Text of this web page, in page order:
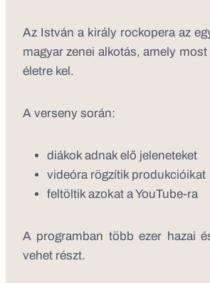
Az István a király rockopera az
magyar zenei alkotás, amely
életre kel.
A verseny során:
diákok adnak elő jeleneteket
videóra rögzítik produkcióikat
feltöltik azokat a YouTube-ra
A programban több ezer hazai
vehet részt.